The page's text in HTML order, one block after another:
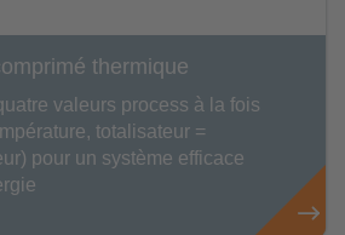
thermique
valeurs process à la fois
totalisateur =
pour un système efficace